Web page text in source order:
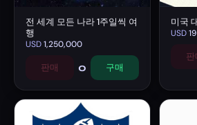
전 세계 모든 나라 1주일씩 여
행
USD1,250,000
판매 0 구매
미국
USD
판